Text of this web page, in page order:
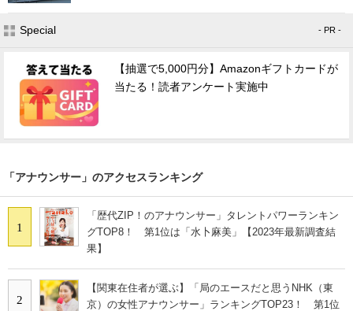
Special - PR -
【抽選で5,000円分】Amazonギフトカードが
当たる！読者アンケート実施中
「アナウンサー」のアクセスランキング
1
「歴代ZIP！のアナウンサー」タレントパワーランキン
グTOP8！ 第1位は「水卜麻美」【2023年最新調査結
果】
2
【関東在住者が選ぶ】「局のエースだと思うNHK（東
京）の女性アナウンサー」ランキングTOP23！ 第1位